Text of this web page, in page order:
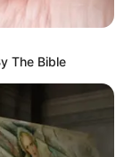
The Bible